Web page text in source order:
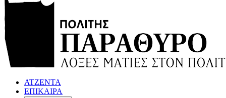
ΑΤΖΕΝΤΑ
ΕΠΙΚΑΙΡΑ